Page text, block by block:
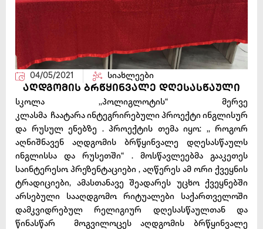
04/05/2021 სიახლეები
აღდგომის ბრწყინვალე დღესასწაული
სკოლა ,,პოლიგლოტის“ მერვე
კლასმა ჩაატარა ინტეგრირებული პროექტი ინგლისურ
და რუსულ ენებზე . პროექტის თემა იყო: ,, როგორ
აღნიშნავენ აღდგომის ბრწყინვალე დღესასწაულს
ინგლისსა და რუსეთში“ . მოსწავლეებმა გააკეთეს
საინტერესო პრეზენტაციები , აღწერეს ამ ორი ქვეყნის
ტრადიციები, ამასთანავე შეადარეს უცხო ქვეყნებში
არსებული სააღდგომო რიტუალები საქართველოში
დამკვიდრებულ რელიგიურ დღესასწაულთან და
წინასწარ მოგვილოცეს აღდგომის ბრწყინვალე